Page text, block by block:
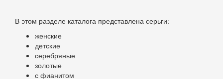
В этом разделе каталога представлена серьги:
женские
детские
серебряные
золотые
с фианитом